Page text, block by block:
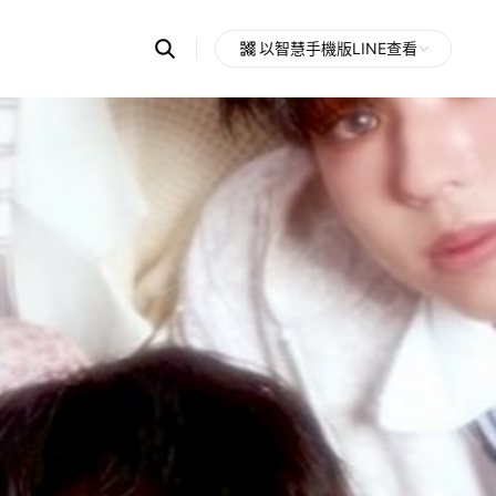
Search
OpenChats
messages
search
area
以智慧手機版LINE查看